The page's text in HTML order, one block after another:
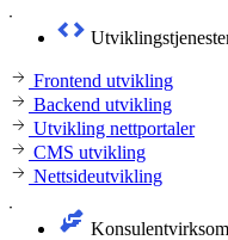
Frontend utvikling
Backend utvikling
Utvikling nettportaler
CMS utvikling
Nettsideutvikling